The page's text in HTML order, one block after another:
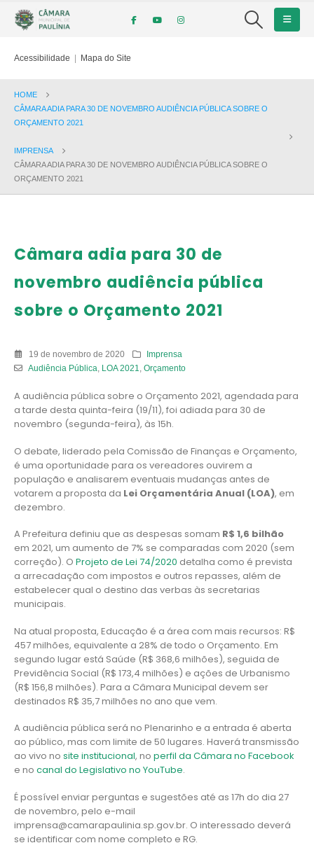
Acessibilidade | Mapa do Site
HOME
CÂMARA ADIA PARA 30 DE NOVEMBRO AUDIÊNCIA PÚBLICA SOBRE O
ORÇAMENTO 2021
IMPRENSA
CÂMARA ADIA PARA 30 DE NOVEMBRO AUDIÊNCIA PÚBLICA SOBRE O
ORÇAMENTO 2021
Câmara adia para 30 de
novembro audiência pública
sobre o Orçamento 2021
19 de novembro de 2020
Imprensa
Audiência Pública
LOA 2021 Orçamento
A audiência pública sobre o Orçamento 2021, agendada para
a tarde desta quinta-feira (19/11), foi adiada para 30 de
novembro (segunda-feira), às 15h.
O debate, liderado pela Comissão de Finanças e Orçamento,
é uma oportunidade para os vereadores ouvirem a
população e analisarem eventuais mudanças antes de
votarem a proposta da Lei Orçamentária Anual (LOA), em
dezembro.
A Prefeitura definiu que as despesas somam R$ 1,6 bilhão
em 2021, um aumento de 7% se comparadas com 2020 (sem
correção). O Projeto de Lei 74/2020 detalha como é prevista
a arrecadação com impostos e outros repasses, além de
estabelecer qual o destino das verbas às secretarias
municipais.
Na atual proposta, Educação é a área com mais recursos: R$
457 milhões, equivalente a 28% de todo o Orçamento. Em
segundo lugar está Saúde (R$ 368,6 milhões), seguida de
Previdência Social (R$ 173,4 milhões) e ações de Urbanismo
(R$ 156,8 milhões). Para a Câmara Municipal devem ser
destinados R$ 35,7 milhões no ano que vem.
A audiência pública será no Plenarinho e a entrada é aberta
ao público, mas com limite de 50 lugares. Haverá transmissão
ao vivo no site institucional, no perfil da Câmara no Facebook
e no canal do Legislativo no YouTube.
É possível enviar perguntas e sugestões até as 17h do dia 27
de novembro, pelo e-mail
imprensa@camarapaulinia.sp.gov.br. O interessado deverá
se identificar com nome completo e RG.